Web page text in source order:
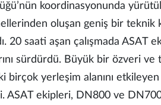
koordinasyonunda
oluşan geniş bir teknik
20 saati aşan çalışmada ASAT
sürdürdü. Büyük bir özveri
birçok yerleşim alanını
ASAT ekipleri, DN800 ve DN700